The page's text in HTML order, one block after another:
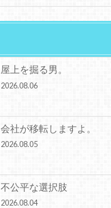
屋上を掘る男。
2026.08.06
会社が移転しますよ。
2026.08.05
不公平な選択肢
2026.08.04